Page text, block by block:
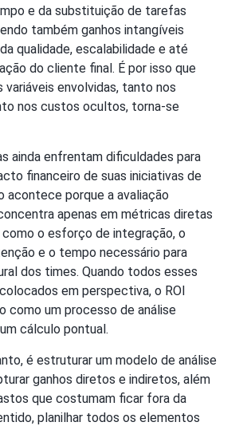
e da substituição de tarefas
também ganhos intangíveis
qualidade, escalabilidade e até
do cliente final. É por isso que
variáveis envolvidas, tanto nos
nos custos ocultos, torna-se
ainda enfrentam dificuldades para
financeiro de suas iniciativas de
acontece porque a avaliação
apenas em métricas diretas
o esforço de integração, o
e o tempo necessário para
dos times. Quando todos esses
em perspectiva, o ROI
como um processo de análise
cálculo pontual.
é estruturar um modelo de análise
ganhos diretos e indiretos, além
que costumam ficar fora da
planilhar todos os elementos